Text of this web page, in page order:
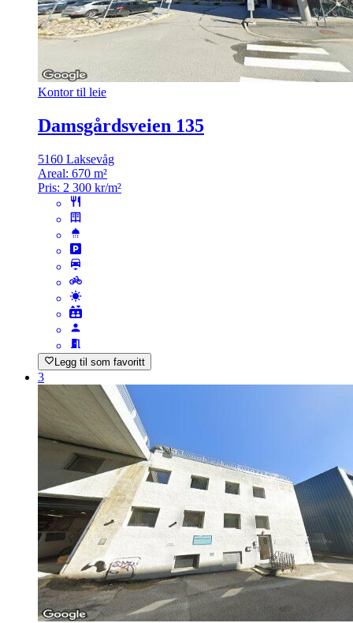
Kontor til leie
Damsgårdsveien 135
5160 Laksevåg
Areal: 670 m²
Pris: 2 300 kr/m²
Legg til som favoritt
3